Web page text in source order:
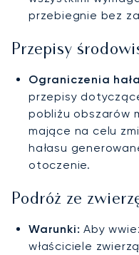
przebiegnie bez
Przepisy
Ograniczenia
przepisy
pobliżu obszarów
mające na celu
hałasu
otoczenie.
Podróż ze
Warunki: Aby
właściciele